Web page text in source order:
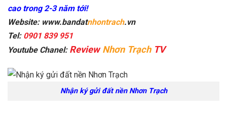
cao trong 2-3 năm tới!
Website: www.bandatnhontrach.vn
Tel: 0901 839 951
Youtube Chanel: Review Nhơn Trạch TV
Nhận ký gửi đất nền Nhơn Trạch